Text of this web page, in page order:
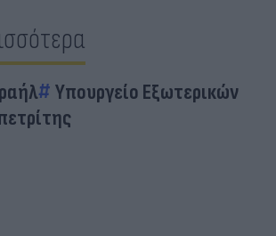
Υπουργείο Εξωτερικών